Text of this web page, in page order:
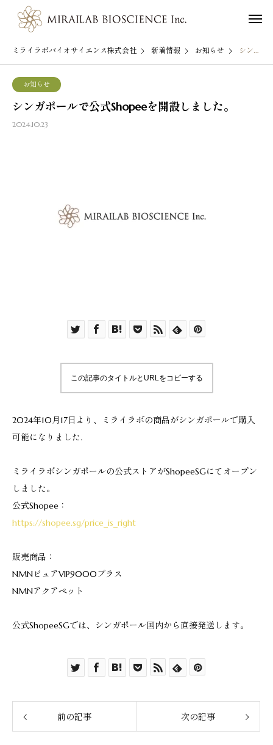
ミライラボバイオサイエンス株式会社 新着情報 お知らせ シンガポールで公式Shopeeを開設しました。
お知らせ
シンガポールで公式Shopeeを開設しました。
2024.10.23
この記事のタイトルとURLをコピーする
2024年10月17日より、ミライラボの商品がシンガポールで購入
可能になりました．
ミライラボシンガポールの公式ストアがShopeeSGにてオープン
しました。
公式Shopee：
https://shopee.sg/price_is_right
販売商品：
NMNピュアVIP9000プラス
NMNアクアペット
公式ShopeeSGでは、シンガポール国内から直接発送します。
前の記事 次の記事